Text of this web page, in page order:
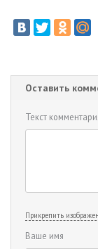
Оставить
Текст
Прикрепить
Ваше имя